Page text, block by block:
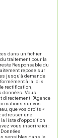
dans un fichier
traitement pour la
Responsable du
repose sur
jusqu'à demande
à la loi «
rectification,
données. Vous
directement l’Agence
sur vos
que vos droits «
adresser une
la liste d'opposition
vous inscrire ici :